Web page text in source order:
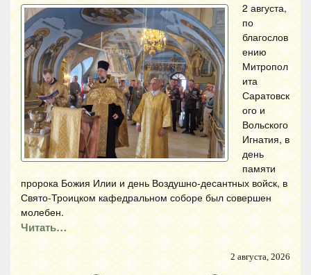
2 августа,
по
благослов
ению
Митропол
ита
Саратовск
ого и
Вольского
Игнатия, в
день
памяти
пророка Божия Илии и день Воздушно-десантных войск, в
Свято-Троицком кафедральном соборе был совершен
молебен.
Читать…
2 августа, 2026